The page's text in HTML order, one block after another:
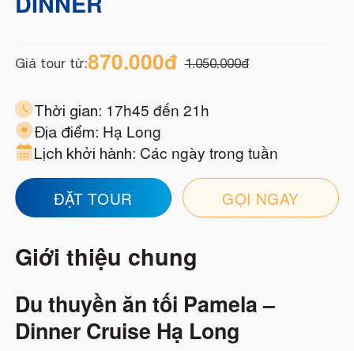
Thời gian: 17h45 đến 21h
Địa điểm: Hạ Long
Lịch khởi hành: Các ngày trong tuần
ĐẶT TOUR GỌI NGAY
Giá tour từ:870.000đ 1.050.000đ
Giới thiệu chung
Du thuyền ăn tối Pamela –
Dinner Cruise Hạ Long